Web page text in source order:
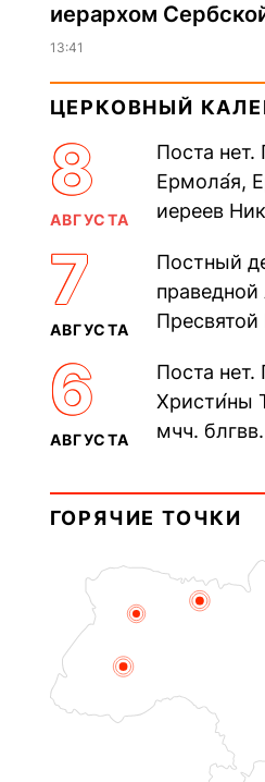
иерархом
13:41
ЦЕРКОВНЫЙ
8
АВГУСТА
Поста
Ермола́я,
иереев
пещерах...
7
АВГУСТА
Постный
прп.
6
АВГУСТА
Поста
Христи́ны
мчч.
Дави́да
ГОРЯЧИЕ ТОЧКИ